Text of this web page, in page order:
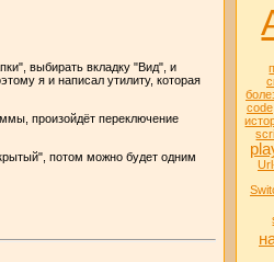
выбирать вкладку "Вид", и
я и написал утилиту, которая
произойдёт переключение
потом можно будет одним
code